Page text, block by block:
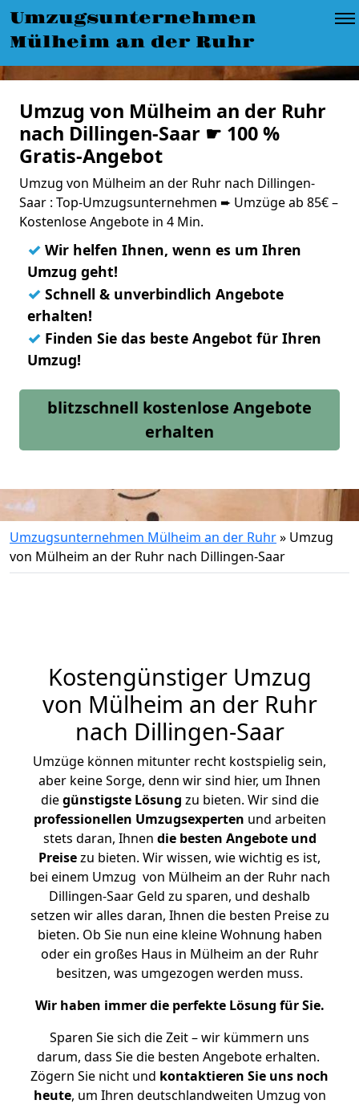
Umzugsunternehmen
Mülheim an der Ruhr
Umzug von Mülheim an der Ruhr
nach Dillingen-Saar ☛ 100 %
Gratis-Angebot
Umzug von Mülheim an der Ruhr nach Dillingen-
Saar : Top-Umzugsunternehmen ➨ Umzüge ab 85€ –
Kostenlose Angebote in 4 Min.
✓ Wir helfen Ihnen, wenn es um Ihren
Umzug geht!
✓ Schnell & unverbindlich Angebote
erhalten!
✓ Finden Sie das beste Angebot für Ihren
Umzug!
blitzschnell kostenlose Angebote
erhalten
Umzugsunternehmen Mülheim an der Ruhr» Umzug
von Mülheim an der Ruhr nach Dillingen-Saar
Kostengünstiger Umzug
von Mülheim an der Ruhr
nach Dillingen-Saar
Umzüge können mitunter recht kostspielig sein,
aber keine Sorge, denn wir sind hier, um Ihnen
diegünstigste Lösung zu bieten. Wir sind die
professionellen Umzugsexperten und arbeiten
stets daran, Ihnen die besten Angebote und
Preisezu bieten. Wir wissen, wie wichtig es ist,
bei einem Umzug von Mülheim an der Ruhr nach
Dillingen-Saar Geld zu sparen, und deshalb
setzen wir alles daran, Ihnen die besten Preise zu
bieten. Ob Sie nun eine kleine Wohnung haben
oder ein großes Haus in Mülheim an der Ruhr
besitzen, was umgezogen werden muss.
Wir haben immer die perfekte Lösung für Sie.
Sparen Sie sich die Zeit – wir kümmern uns
darum, dass Sie die besten Angebote erhalten.
Zögern Sie nicht und kontaktieren Sie uns noch
heute, um Ihren deutschlandweiten Umzug von